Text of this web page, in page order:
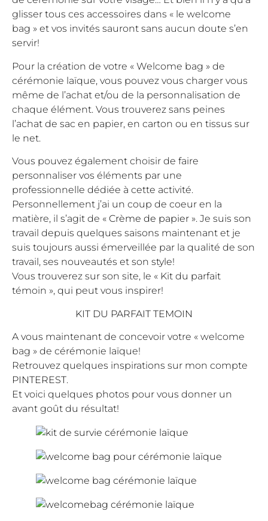
glisser tous ces accessoires dans « le welcome
bag » et vos invités sauront sans aucun doute s’en
servir!
Pour la création de votre « Welcome bag » de
cérémonie laïque, vous pouvez vous charger vous
même de l’achat et/ou de la personnalisation de
chaque élément. Vous trouverez sans peines
l’achat de sac en papier, en carton ou en tissus sur
le net.
Vous pouvez également choisir de faire
personnaliser vos éléments par une
professionnelle dédiée à cette activité.
Personnellement j’ai un coup de coeur en la
matière, il s’agit de « Crème de papier ». Je suis son
travail depuis quelques saisons maintenant et je
suis toujours aussi émerveillée par la qualité de son
travail, ses nouveautés et son style!
Vous trouverez sur son site, le « Kit du parfait
témoin », qui peut vous inspirer!
KIT DU PARFAIT TEMOIN
A vous maintenant de concevoir votre « welcome
bag » de cérémonie laïque!
Retrouvez quelques inspirations sur mon compte
PINTEREST.
Et voici quelques photos pour vous donner un
avant goût du résultat!